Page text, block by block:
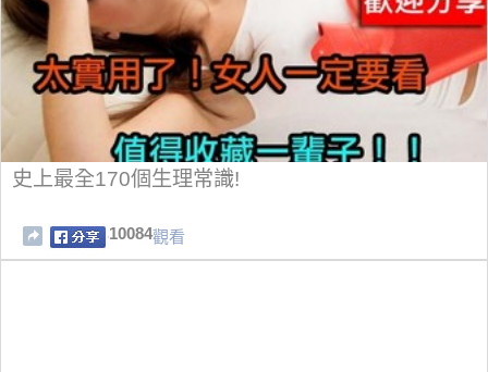
史上最全170個生理常識!
10084觀看